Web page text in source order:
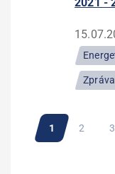
Aktuální
1 Stránka
2 3